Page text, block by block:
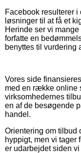
Facebook resulterer
løsninger til at få et
Herinde ser vi
forfatte en
benyttes til vurdering
Vores side
med en række online
virksomhedernes
en af de besøgende
handel.
Orientering om tilbud
hyppigt, men vi tager
er udarbejdet siden